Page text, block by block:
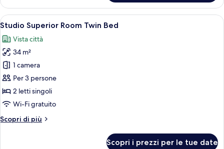
Room
with
Breakfast
Apri
tutte
le
foto
per
Studio
Superior
Room
Bed
Camera d'albergo con due letti, una
8
Studio Superior Room Twin Bed
Vista città
34 m²
1 camera
Per 3 persone
2 letti singoli
Wi-Fi gratuito
Scopri di più
Altri
Scopri i prezzi per le tue date